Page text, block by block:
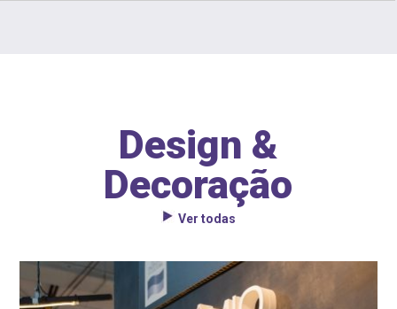
Design &
Decoração
Ver todas